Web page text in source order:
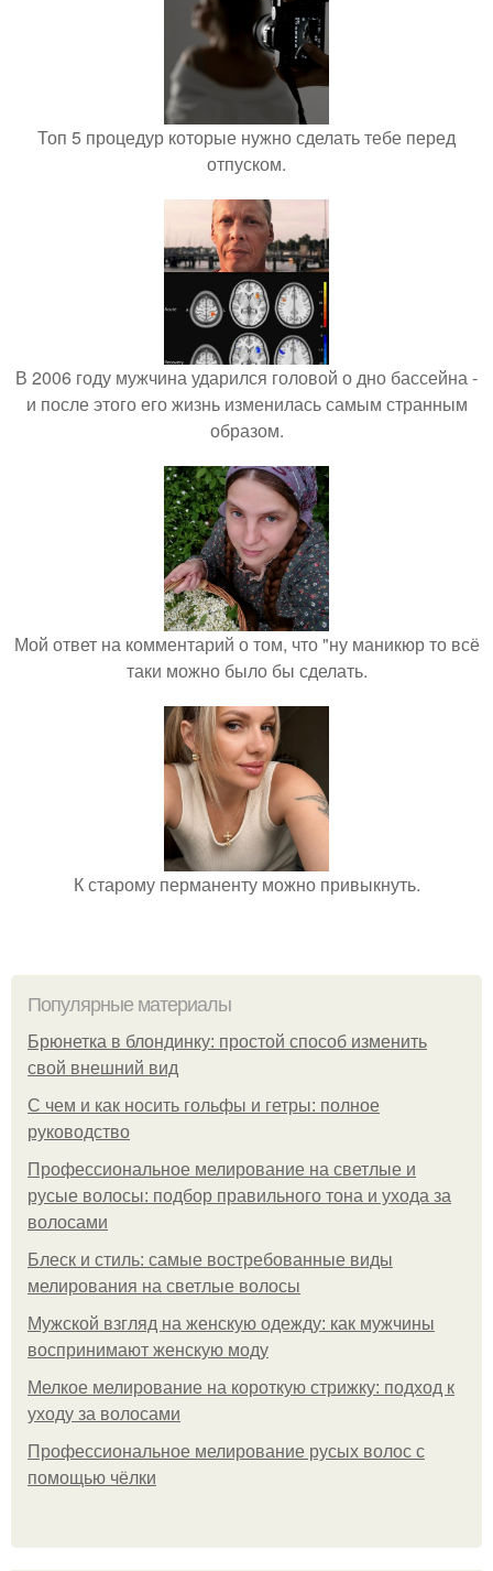
Топ 5 процедур которые нужно сделать тебе перед
отпуском.
В 2006 году мужчина ударился головой о дно бассейна -
и после этого его жизнь изменилась самым странным
образом.
Мой ответ на комментарий о том, что "ну маникюр то всё
таки можно было бы сделать.
К старому перманенту можно привыкнуть.
Популярные материалы
Брюнетка в блондинку: простой способ изменить
свой внешний вид
С чем и как носить гольфы и гетры: полное
руководство
Профессиональное мелирование на светлые и
русые волосы: подбор правильного тона и ухода за
волосами
Блеск и стиль: самые востребованные виды
мелирования на светлые волосы
Мужской взгляд на женскую одежду: как мужчины
воспринимают женскую моду
Мелкое мелирование на короткую стрижку: подход к
уходу за волосами
Профессиональное мелирование русых волос с
помощью чёлки